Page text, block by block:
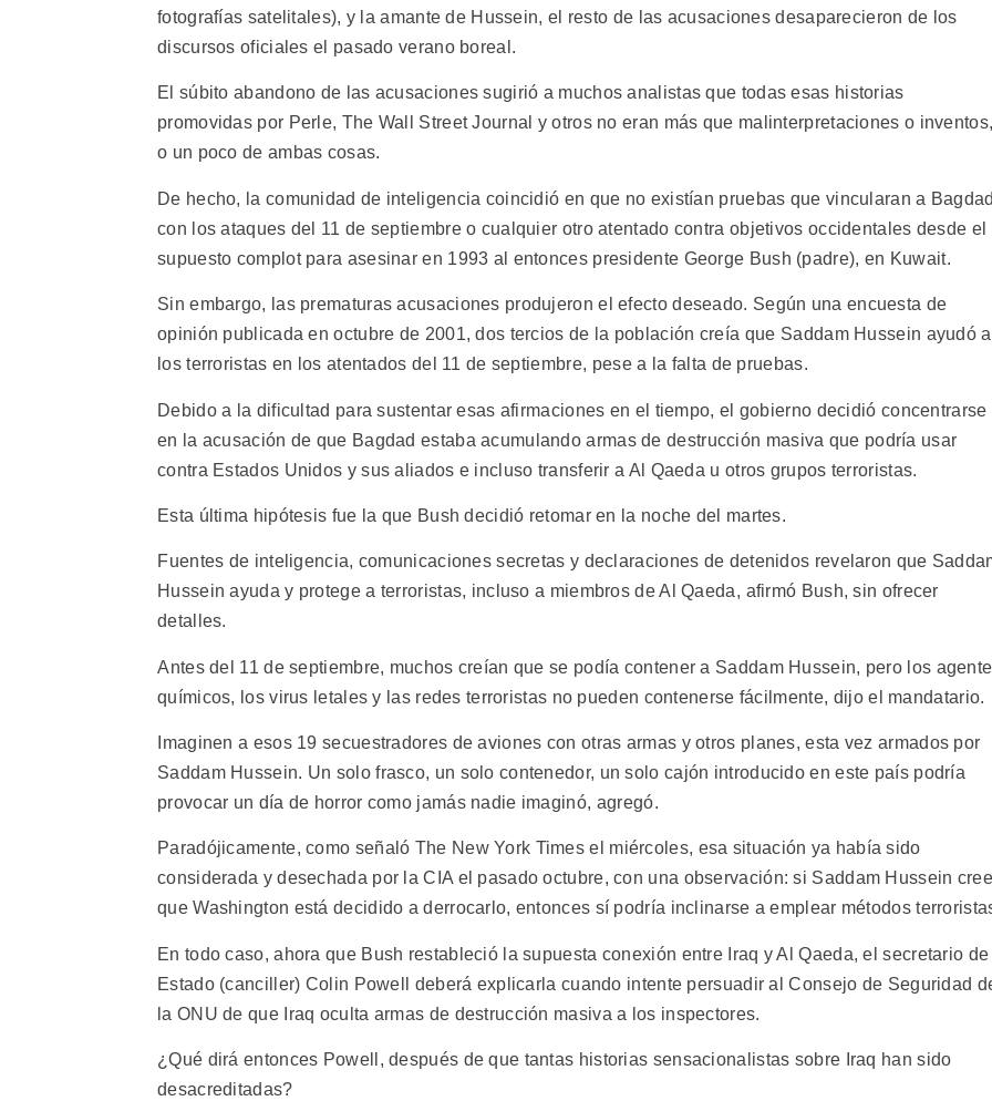
fotografías satelitales), y la amante de Hussein, el resto de las acusaciones desaparecieron de los
discursos oficiales el pasado verano boreal.
El súbito abandono de las acusaciones sugirió a muchos analistas que todas esas historias
promovidas por Perle, The Wall Street Journal y otros no eran más que malinterpretaciones o
o un poco de ambas cosas.
De hecho, la comunidad de inteligencia coincidió en que no existían pruebas que vincularan a
con los ataques del 11 de septiembre o cualquier otro atentado contra objetivos occidentales desde el
supuesto complot para asesinar en 1993 al entonces presidente George Bush (padre), en Kuwait.
Sin embargo, las prematuras acusaciones produjeron el efecto deseado. Según una encuesta de
opinión publicada en octubre de 2001, dos tercios de la población creía que Saddam Hussein ayudó a
los terroristas en los atentados del 11 de septiembre, pese a la falta de pruebas.
Debido a la dificultad para sustentar esas afirmaciones en el tiempo, el gobierno decidió concentrarse
en la acusación de que Bagdad estaba acumulando armas de destrucción masiva que podría usar
contra Estados Unidos y sus aliados e incluso transferir a Al Qaeda u otros grupos terroristas.
Esta última hipótesis fue la que Bush decidió retomar en la noche del martes.
Fuentes de inteligencia, comunicaciones secretas y declaraciones de detenidos revelaron que
Hussein ayuda y protege a terroristas, incluso a miembros de Al Qaeda, afirmó Bush, sin ofrecer
detalles.
Antes del 11 de septiembre, muchos creían que se podía contener a Saddam Hussein, pero los
químicos, los virus letales y las redes terroristas no pueden contenerse fácilmente, dijo el mandatario.
Imaginen a esos 19 secuestradores de aviones con otras armas y otros planes, esta vez armados por
Saddam Hussein. Un solo frasco, un solo contenedor, un solo cajón introducido en este país podría
provocar un día de horror como jamás nadie imaginó, agregó.
Paradójicamente, como señaló The New York Times el miércoles, esa situación ya había sido
considerada y desechada por la CIA el pasado octubre, con una observación: si Saddam Hussein
que Washington está decidido a derrocarlo, entonces sí podría inclinarse a emplear métodos
En todo caso, ahora que Bush restableció la supuesta conexión entre Iraq y Al Qaeda, el secretario de
Estado (canciller) Colin Powell deberá explicarla cuando intente persuadir al Consejo de Seguridad
la ONU de que Iraq oculta armas de destrucción masiva a los inspectores.
¿Qué dirá entonces Powell, después de que tantas historias sensacionalistas sobre Iraq han sido
desacreditadas?